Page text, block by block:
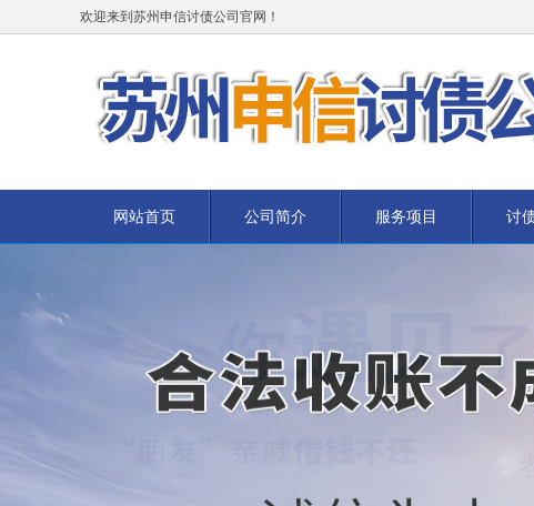
欢迎来到苏州申信讨债公司官网！
网站首页 公司简介 服务项目 讨